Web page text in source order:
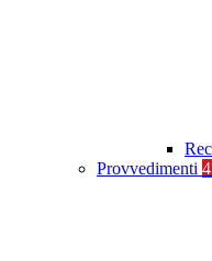
Provvedimenti